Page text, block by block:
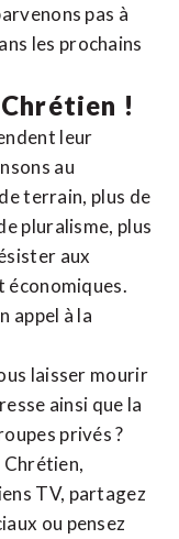
pas à
les prochains
!
leur
au
terrain, plus de
pluralisme, plus
aux
économiques.
appel à la
laisser mourir
ainsi que la
privés ?
Chrétien,
TV, partagez
ou pensez